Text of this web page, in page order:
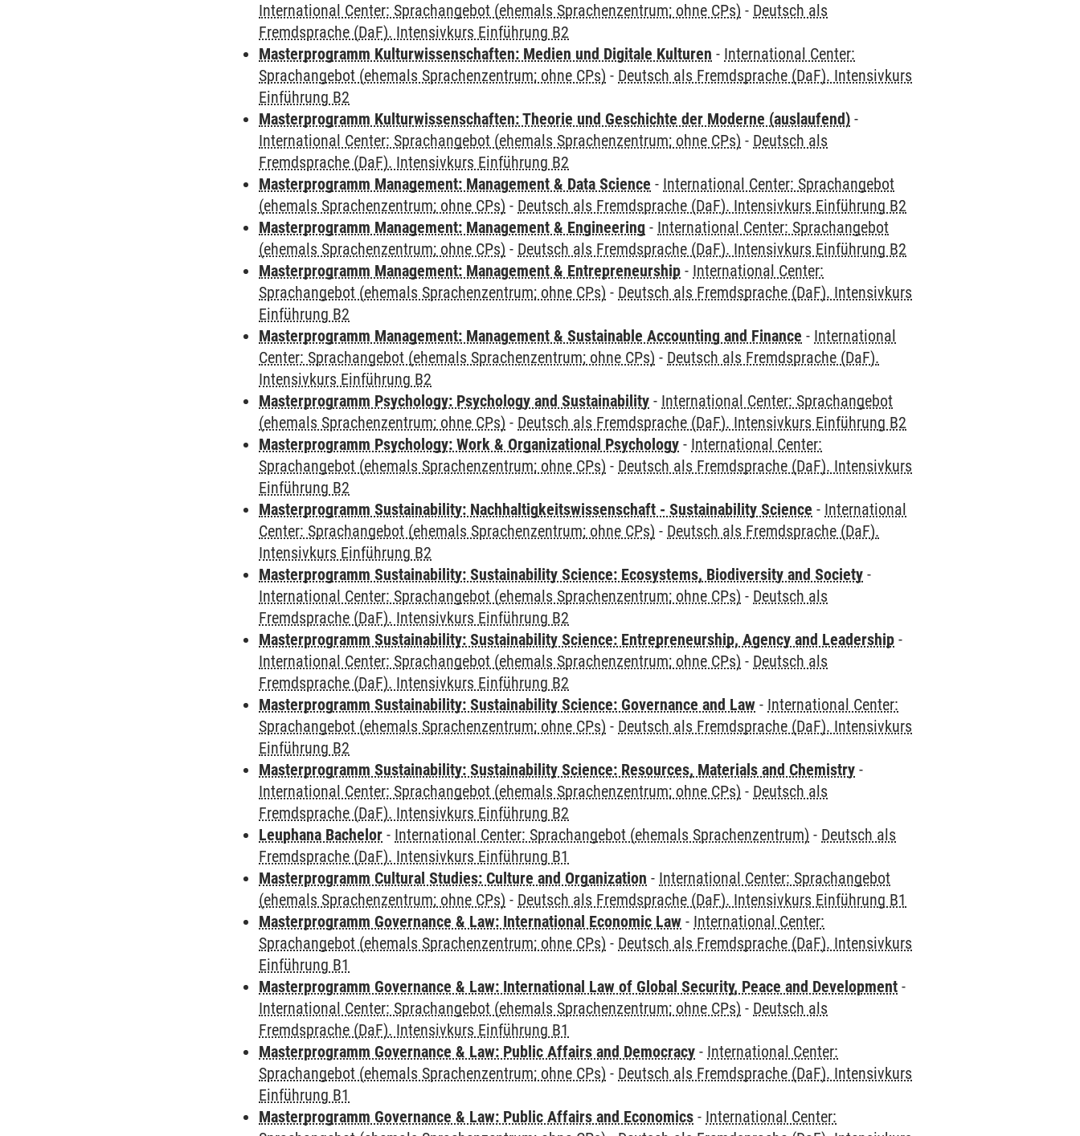
International Center: Sprachangebot (ehemals Sprachenzentrum; ohne CPs) - Deutsch als
Fremdsprache (DaF). Intensivkurs Einführung B2
Masterprogramm Kulturwissenschaften: Medien und Digitale Kulturen - International Center:
Sprachangebot (ehemals Sprachenzentrum; ohne CPs) - Deutsch als Fremdsprache (DaF). Intensivkurs
Einführung B2
Masterprogramm Kulturwissenschaften: Theorie und Geschichte der Moderne (auslaufend) -
International Center: Sprachangebot (ehemals Sprachenzentrum; ohne CPs) - Deutsch als
Fremdsprache (DaF). Intensivkurs Einführung B2
Masterprogramm Management: Management & Data Science - International Center: Sprachangebot
(ehemals Sprachenzentrum; ohne CPs) - Deutsch als Fremdsprache (DaF). Intensivkurs Einführung B2
Masterprogramm Management: Management & Engineering - International Center: Sprachangebot
(ehemals Sprachenzentrum; ohne CPs) - Deutsch als Fremdsprache (DaF). Intensivkurs Einführung B2
Masterprogramm Management: Management & Entrepreneurship - International Center:
Sprachangebot (ehemals Sprachenzentrum; ohne CPs) - Deutsch als Fremdsprache (DaF). Intensivkurs
Einführung B2
Masterprogramm Management: Management & Sustainable Accounting and Finance - International
Center: Sprachangebot (ehemals Sprachenzentrum; ohne CPs) - Deutsch als Fremdsprache (DaF).
Intensivkurs Einführung B2
Masterprogramm Psychology: Psychology and Sustainability - International Center: Sprachangebot
(ehemals Sprachenzentrum; ohne CPs) - Deutsch als Fremdsprache (DaF). Intensivkurs Einführung B2
Masterprogramm Psychology: Work & Organizational Psychology - International Center:
Sprachangebot (ehemals Sprachenzentrum; ohne CPs) - Deutsch als Fremdsprache (DaF). Intensivkurs
Einführung B2
Masterprogramm Sustainability: Nachhaltigkeitswissenschaft - Sustainability Science - International
Center: Sprachangebot (ehemals Sprachenzentrum; ohne CPs) - Deutsch als Fremdsprache (DaF).
Intensivkurs Einführung B2
Masterprogramm Sustainability: Sustainability Science: Ecosystems, Biodiversity and Society -
International Center: Sprachangebot (ehemals Sprachenzentrum; ohne CPs) - Deutsch als
Fremdsprache (DaF). Intensivkurs Einführung B2
Masterprogramm Sustainability: Sustainability Science: Entrepreneurship, Agency and Leadership -
International Center: Sprachangebot (ehemals Sprachenzentrum; ohne CPs) - Deutsch als
Fremdsprache (DaF). Intensivkurs Einführung B2
Masterprogramm Sustainability: Sustainability Science: Governance and Law - International Center:
Sprachangebot (ehemals Sprachenzentrum; ohne CPs) - Deutsch als Fremdsprache (DaF). Intensivkurs
Einführung B2
Masterprogramm Sustainability: Sustainability Science: Resources, Materials and Chemistry -
International Center: Sprachangebot (ehemals Sprachenzentrum; ohne CPs) - Deutsch als
Fremdsprache (DaF). Intensivkurs Einführung B2
Leuphana Bachelor - International Center: Sprachangebot (ehemals Sprachenzentrum) - Deutsch als
Fremdsprache (DaF). Intensivkurs Einführung B1
Masterprogramm Cultural Studies: Culture and Organization - International Center: Sprachangebot
(ehemals Sprachenzentrum; ohne CPs) - Deutsch als Fremdsprache (DaF). Intensivkurs Einführung B1
Masterprogramm Governance & Law: International Economic Law - International Center:
Sprachangebot (ehemals Sprachenzentrum; ohne CPs) - Deutsch als Fremdsprache (DaF). Intensivkurs
Einführung B1
Masterprogramm Governance & Law: International Law of Global Security, Peace and Development -
International Center: Sprachangebot (ehemals Sprachenzentrum; ohne CPs) - Deutsch als
Fremdsprache (DaF). Intensivkurs Einführung B1
Masterprogramm Governance & Law: Public Affairs and Democracy - International Center:
Sprachangebot (ehemals Sprachenzentrum; ohne CPs) - Deutsch als Fremdsprache (DaF). Intensivkurs
Einführung B1
Masterprogramm Governance & Law: Public Affairs and Economics - International Center: